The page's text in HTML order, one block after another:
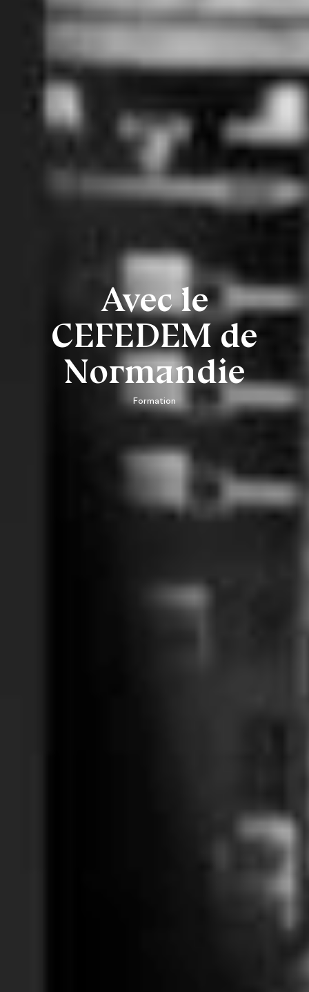
Avec le
CEFEDEM de
Normandie
Formation